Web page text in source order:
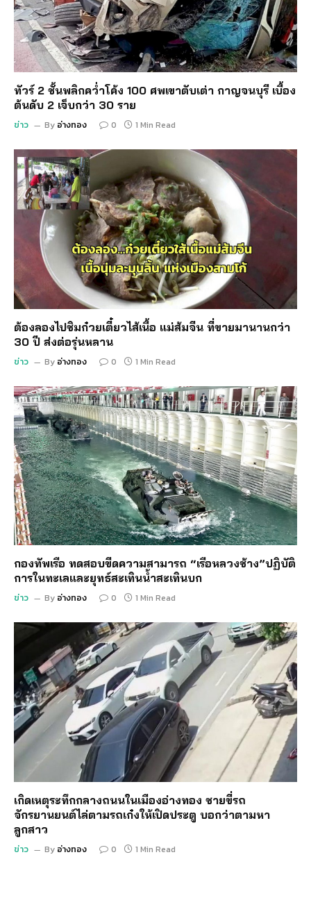
ทัวร์ 2 ชั้นพลิกคว่ำโค้ง 100 ศพเขาตับเต่า กาญจนบุรี เบื้อง
ต้นดับ 2 เจ็บกว่า 30 ราย
ข่าว By อ่างทอง 0 1 Min Read
ต้องลองไปชิมก๋วยเตี๋ยวไส้เนื้อ แม่ส้มจีน ที่ขายมานานกว่า
30 ปี ส่งต่อรุ่นหลาน
ข่าว By อ่างทอง 0 1 Min Read
กองทัพเรือ ทดสอบขีดความสามารถ “เรือหลวงช้าง”ปฏิบัติ
การในทะเลและยุทธ์สะเทินน้ำสะเทินบก
ข่าว By อ่างทอง 0 1 Min Read
เกิดเหตุระทึกกลางถนนในเมืองอ่างทอง ชายขี่รถ
จักรยานยนต์ไล่ตามรถเก๋งให้เปิดประตู บอกว่าตามหา
ลูกสาว
ข่าว By อ่างทอง 0 1 Min Read